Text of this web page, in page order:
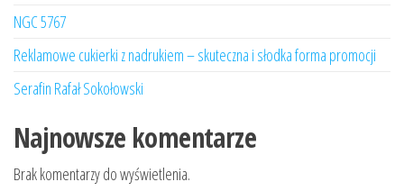
NGC 5767
Reklamowe cukierki z nadrukiem – skuteczna i słodka forma promocji
Serafin Rafał Sokołowski
Najnowsze komentarze
Brak komentarzy do wyświetlenia.